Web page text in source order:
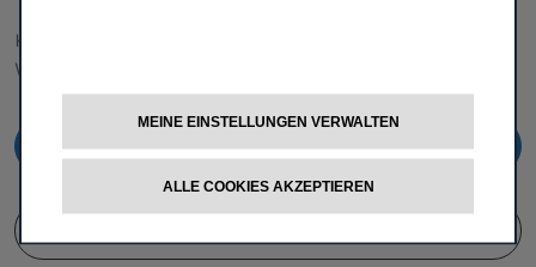
KUNDENSERVICE:
Werktags Montag - Freitag: 08:30 – 17:30 Uhr
00 800 342 800 00
MEINE EINSTELLUNGEN VERWALTEN
ALLE COOKIES AKZEPTIEREN